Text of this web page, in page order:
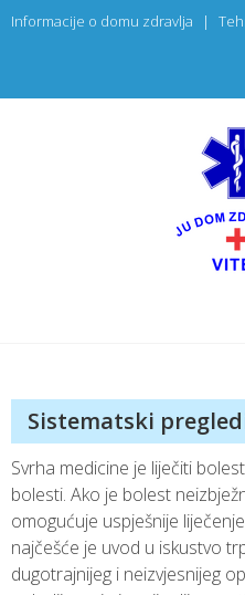
SkipInformacije o domu zdravlja |
Sistematski
Svrha medicine je liječiti
bolesti. Ako je bolest
omogućuje uspješnije
najčešće je uvod u iskustvo
dugotrajnijeg i neizvjesnijeg